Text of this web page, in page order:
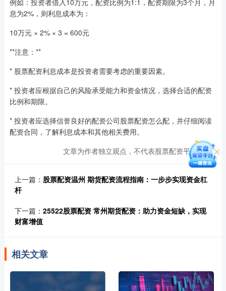
例如：投资者借入10万元，配资比例为1:1，配资期限为3个月，月
息为2%，则利息成本为：
10万元 × 2% × 3 = 600元
**注意：**
* 股票配资利息成本是投资者需要考虑的重要因素。
* 投资者应根据自己的风险承受能力和资金情况，选择合适的配资
比例和期限。
* 投资者应选择信誉良好的配资公司股票配资怎么配，并仔细阅读
配资合同，了解利息成本和其他相关费用。
文章为作者独立观点，不代表股票配资平台观点
上一篇： 股票配资温州 期货配资流程指南：一步步实现资金杠
杆
下一篇： 25522股票配资 常州期货配资：助力资金短缺，实现
财富增值
相关文章